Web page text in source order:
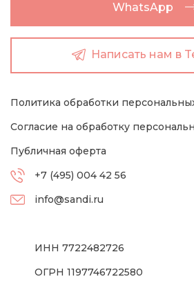
WhatsApp
Написать нам в
Политика обработки
Согласие на обработку
Публичная оферта
+7 (495) 004 42 56
info@sandi.ru
ИНН 7722482726
ОГРН 1197746722580